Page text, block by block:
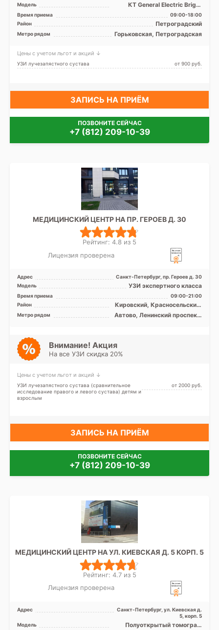
Модель
КТ General Electric Bright
Speed Excel 4 среза, УЗИ
Время приема
09:00-18:00
Район
Петроградский
Метро рядом Горьковская, Петроградская
Цены с учетом льгот и акций ↓
УЗИ лучезапястного сустава от 900 pуб.
ЗАПИСЬ НА ПРИЁМ
ПОЗВОНИТЕ СЕЙЧАС
+7 (812) 209-10-39
МЕДИЦИНСКИЙ ЦЕНТР НА ПР. ГЕРОЕВ Д. 30
Рейтинг: 4.8 из 5
Лицензия проверена
Адрес
Санкт-Петербург, пр. Героев д. 30
Модель
УЗИ экспертного класса
Время приема
09:00-21:00
Район
Кировский, Красносельский,
Петродворцовый
Метро рядом
Автово, Ленинский проспект,
Внимание! Акция
На все УЗИ скидка 20%
Цены с учетом льгот и акций ↓
УЗИ лучезапястного сустава (сравнительное
исследование правого и левого сустава) детям и
взрослым
от 2000 pуб.
ЗАПИСЬ НА ПРИЁМ
ПОЗВОНИТЕ СЕЙЧАС
+7 (812) 209-10-39
МЕДИЦИНСКИЙ ЦЕНТР НА УЛ. КИЕВСКАЯ Д. 5 КОРП. 5
Рейтинг: 4.7 из 5
Лицензия проверена
Адрес
Санкт-Петербург, ул. Киевская д.
5, корп. 5
Модель
Полуоткрытый томограф